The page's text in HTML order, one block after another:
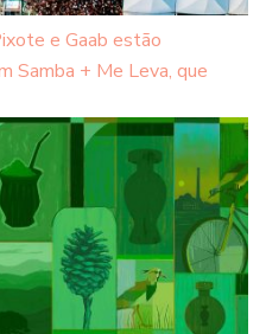
e Gaab estão
Samba + Me Leva, que